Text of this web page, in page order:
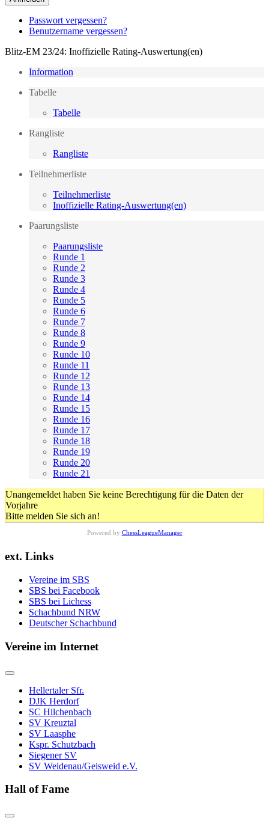
Passwort vergessen?
Benutzername vergessen?
Blitz-EM 23/24: Inoffizielle Rating-Auswertung(en)
Information
Tabelle
Tabelle
Rangliste
Rangliste
Teilnehmerliste
Teilnehmerliste
Inoffizielle Rating-Auswertung(en)
Paarungsliste
Paarungsliste
Runde 1
Runde 2
Runde 3
Runde 4
Runde 5
Runde 6
Runde 7
Runde 8
Runde 9
Runde 10
Runde 11
Runde 12
Runde 13
Runde 14
Runde 15
Runde 16
Runde 17
Runde 18
Runde 19
Runde 20
Runde 21
Unangemeldet haben Sie keine Berechtigung für die Daten der
Vorjahre
Bitte melden Sie sich an!
Powered by ChessLeagueManager
ext. Links
Vereine im SBS
SBS bei Facebook
SBS bei Lichess
Schachbund NRW
Deutscher Schachbund
Vereine im Internet
Hellertaler Sfr.
DJK Herdorf
SC Hilchenbach
SV Kreuztal
SV Laasphe
Kspr. Schutzbach
Siegener SV
SV Weidenau/Geisweid e.V.
Hall of Fame